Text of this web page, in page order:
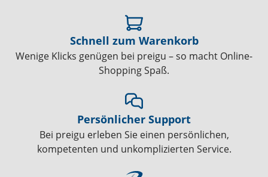
Schnell zum Warenkorb
Wenige Klicks genügen bei preigu – so macht Online-
Shopping Spaß.
Persönlicher Support
Bei preigu erleben Sie einen persönlichen,
kompetenten und unkomplizierten Service.